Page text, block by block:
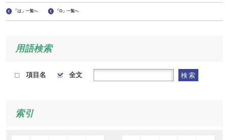
「は」一覧へ 「O」一覧へ
用語検索
項目名 全文 検索
索引